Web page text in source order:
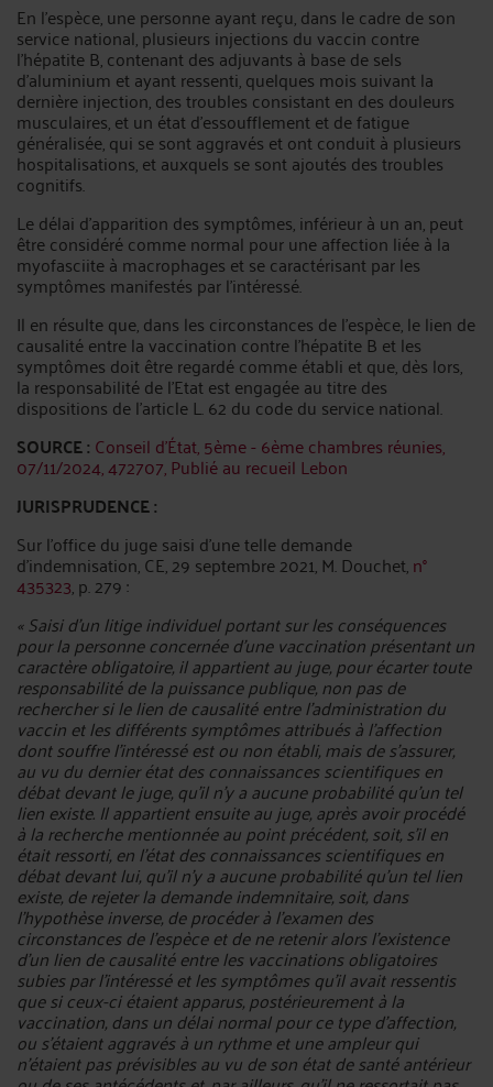
En l’espèce, une personne ayant reçu, dans le cadre de son
service national, plusieurs injections du vaccin contre
l’hépatite B, contenant des adjuvants à base de sels
d’aluminium et ayant ressenti, quelques mois suivant la
dernière injection, des troubles consistant en des douleurs
musculaires, et un état d’essoufflement et de fatigue
généralisée, qui se sont aggravés et ont conduit à plusieurs
hospitalisations, et auxquels se sont ajoutés des troubles
cognitifs.
Le délai d’apparition des symptômes, inférieur à un an, peut
être considéré comme normal pour une affection liée à la
myofasciite à macrophages et se caractérisant par les
symptômes manifestés par l’intéressé.
Il en résulte que, dans les circonstances de l’espèce, le lien de
causalité entre la vaccination contre l’hépatite B et les
symptômes doit être regardé comme établi et que, dès lors,
la responsabilité de l’Etat est engagée au titre des
dispositions de l’article L. 62 du code du service national.
SOURCE : Conseil d'État, 5ème - 6ème chambres réunies,
07/11/2024, 472707, Publié au recueil Lebon
JURISPRUDENCE :
Sur l’office du juge saisi d’une telle demande
d’indemnisation, CE, 29 septembre 2021, M. Douchet,n°
435323, p. 279 :
« Saisi d'un litige individuel portant sur les conséquences
pour la personne concernée d'une vaccination présentant un
caractère obligatoire, il appartient au juge, pour écarter toute
responsabilité de la puissance publique, non pas de
rechercher si le lien de causalité entre l'administration du
vaccin et les différents symptômes attribués à l'affection
dont souffre l'intéressé est ou non établi, mais de s'assurer,
au vu du dernier état des connaissances scientifiques en
débat devant le juge, qu'il n'y a aucune probabilité qu'un tel
lien existe. Il appartient ensuite au juge, après avoir procédé
à la recherche mentionnée au point précédent, soit, s'il en
était ressorti, en l'état des connaissances scientifiques en
débat devant lui, qu'il n'y a aucune probabilité qu'un tel lien
existe, de rejeter la demande indemnitaire, soit, dans
l'hypothèse inverse, de procéder à l'examen des
circonstances de l'espèce et de ne retenir alors l'existence
d'un lien de causalité entre les vaccinations obligatoires
subies par l'intéressé et les symptômes qu'il avait ressentis
que si ceux-ci étaient apparus, postérieurement à la
vaccination, dans un délai normal pour ce type d'affection,
ou s'étaient aggravés à un rythme et une ampleur qui
n'étaient pas prévisibles au vu de son état de santé antérieur